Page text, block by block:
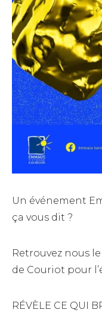
Un événement
ça vous dit ?
Retrouvez nous
de Couriot pour
RÉVÈLE CE QUI